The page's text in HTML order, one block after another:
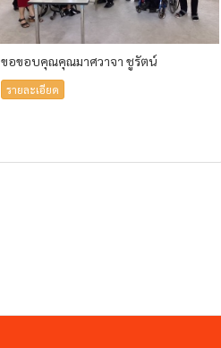
ขอขอบคุณคุณมาศวาจา ชูรัตน์
รายละเอียด